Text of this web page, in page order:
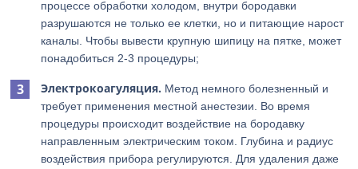
процессе обработки холодом, внутри бородавки
разрушаются не только ее клетки, но и питающие нарост
каналы. Чтобы вывести крупную шипицу на пятке, может
понадобиться 2-3 процедуры;
Электрокоагуляция. Метод немного болезненный и
требует применения местной анестезии. Во время
процедуры происходит воздействие на бородавку
направленным электрическим током. Глубина и радиус
воздействия прибора регулируются. Для удаления даже